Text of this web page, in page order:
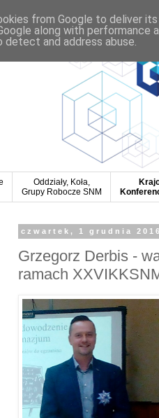
Oddziały, Koła,
Grupy Robocze SNM
czwartek, 1 grudnia 2016
Grzegorz Derbis -
ramach
from Google to deliver
along with
and address abuse.